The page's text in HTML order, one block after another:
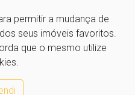
permitir a mudança de
seus imóveis favoritos.
que o mesmo utilize